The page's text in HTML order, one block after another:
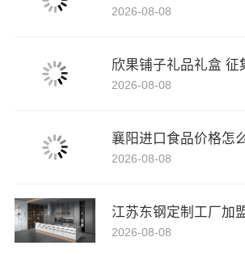
2026-08-08
欣果铺子礼品礼盒 征
2026-08-08
襄阳进口食品价格怎
2026-08-08
江苏东钢定制工厂加
2026-08-08